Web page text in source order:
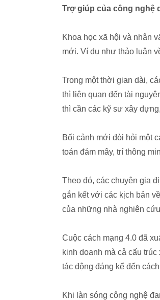
Trợ giúp của công nghệ
Khoa học xã hội và nhân
mới. Ví dụ như thảo luận
Trong một thời gian dài,
thì liên quan đến tài
thì cần các kỹ sư xây
Bối cảnh mới đòi hỏi một
toán đám mây, trí thông
Theo đó, các chuyên gia
gắn kết với các kịch bản
của những nhà nghiên
Cuộc cách mạng 4.0 đã
kinh doanh mà cả cấu
tác động đáng kể đến
Khi làn sóng công nghệ